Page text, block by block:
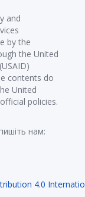
and
by the
the United
contents do
United
policies.
нам:
4.0